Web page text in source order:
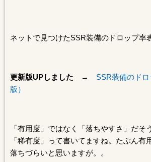
ネットで見つけたSSR装備のドロップ率
更新版UPしました → SSR装備のド
版）
「有用度」ではなく「落ちやすさ」だそ
「稀有度」って書いてますね。たぶん有
落ちづらいと思いますが。。